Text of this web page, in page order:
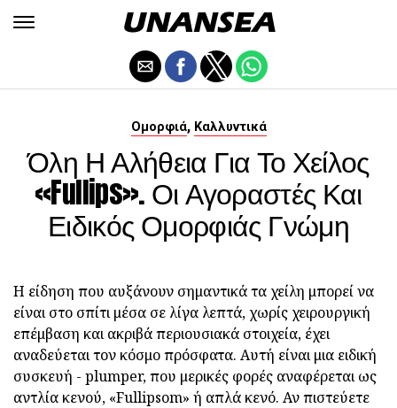
Ομορφιά, Καλλυντικά
Όλη Η Αλήθεια Για Το Χείλος
«Fullips». Οι Αγοραστές Και
Ειδικός Ομορφιάς Γνώμη
Η είδηση που αυξάνουν σημαντικά τα χείλη μπορεί να
είναι στο σπίτι μέσα σε λίγα λεπτά, χωρίς χειρουργική
επέμβαση και ακριβά περιουσιακά στοιχεία, έχει
αναδεύεται τον κόσμο πρόσφατα. Αυτή είναι μια ειδική
συσκευή - plumper, που μερικές φορές αναφέρεται ως
αντλία κενού, «Fullipsom» ή απλά κενό. Αν πιστεύετε